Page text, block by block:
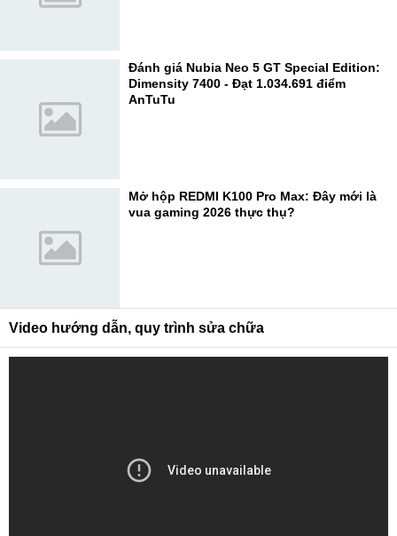
Đánh giá Nubia Neo 5 GT Special Edition:
Dimensity 7400 - Đạt 1.034.691 điểm
AnTuTu
Mở hộp REDMI K100 Pro Max: Đây mới là
vua gaming 2026 thực thụ?
Video hướng dẫn, quy trình sửa chữa